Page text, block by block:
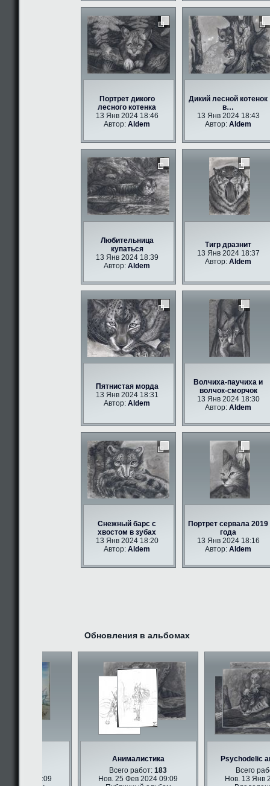
Портрет дикого
лесного котенка
13 Янв 2024 18:46
Автор:Aldem
Дикий лесной котенок
в…
13 Янв 2024 18:43
Автор:Aldem
Любительница
купаться
13 Янв 2024 18:39
Автор:Aldem
Тигр дразнит
13 Янв 2024 18:37
Автор:Aldem
Пятнистая морда
13 Янв 2024 18:31
Автор:Aldem
Волчиха-паучиха и
волчок-сморчок
13 Янв 2024 18:30
Автор:Aldem
Снежный барс с
хвостом в зубах
13 Янв 2024 18:20
Автор:Aldem
Портрет сервала 2019
года
13 Янв 2024 18:16
Автор:Aldem
Обновления в альбомах
2024 09:09
Анималистика
Всего работ:183
Нов. 25 Фев 2024 09:09
Psychodelic
Всего
Нов. 13 Янв